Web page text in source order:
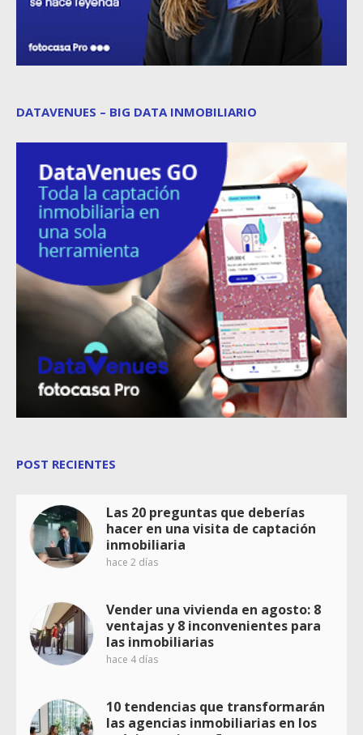
DATAVENUES – BIG DATA INMOBILIARIO
POST RECIENTES
Las 20 preguntas que deberías
hacer en una visita de captación
inmobiliaria
hace 2 días
Vender una vivienda en agosto: 8
ventajas y 8 inconvenientes para
las inmobiliarias
hace 4 días
10 tendencias que transformarán
las agencias inmobiliarias en los